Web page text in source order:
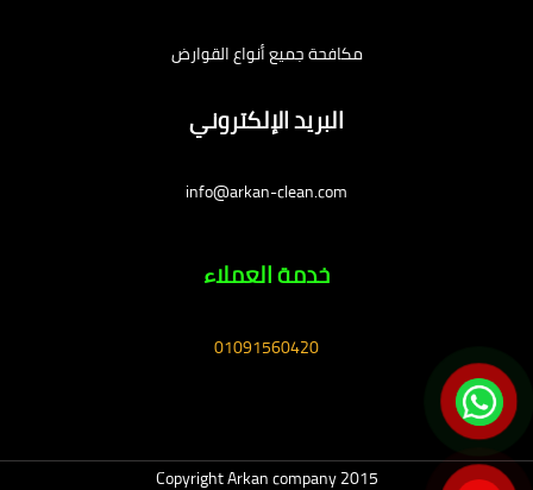
مكافحة جميع أنواع القوارض
البريد الإلكتروني
info@arkan-clean.com
خدمة العملاء
01091560420
Copyright Arkan company 2015